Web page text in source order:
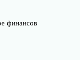
финансов